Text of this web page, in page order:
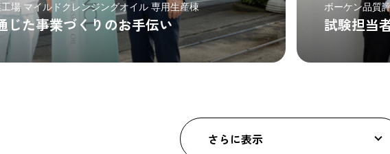
場 マイルドクレンジングオイル 専用生産棟
じた事業づくりのお手伝い
ボーケン品質
試験担当
さらに表示